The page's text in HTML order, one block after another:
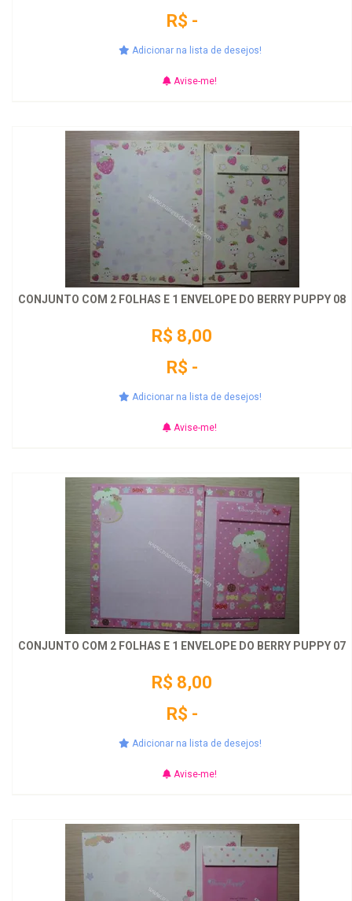
R$ -
Adicionar na lista de desejos!
Avise-me!
CONJUNTO COM 2 FOLHAS E 1 ENVELOPE DO BERRY PUPPY 08
R$ 8,00
R$ -
Adicionar na lista de desejos!
Avise-me!
CONJUNTO COM 2 FOLHAS E 1 ENVELOPE DO BERRY PUPPY 07
R$ 8,00
R$ -
Adicionar na lista de desejos!
Avise-me!